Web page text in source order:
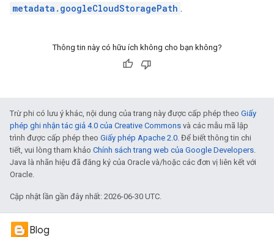
metadata.googleCloudStoragePath .
Thông tin này có hữu ích không cho bạn không?
Trừ phi có lưu ý khác, nội dung của trang này được cấp phép theo Giấy
phép ghi nhận tác giả 4.0 của Creative Commons và các mẫu mã lập
trình được cấp phép theo Giấy phép Apache 2.0. Để biết thông tin chi
tiết, vui lòng tham khảo Chính sách trang web của Google Developers.
Java là nhãn hiệu đã đăng ký của Oracle và/hoặc các đơn vị liên kết với
Oracle.
Cập nhật lần gần đây nhất: 2026-06-30 UTC.
Blog